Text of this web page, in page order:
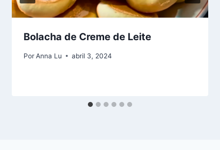
Bolacha de Creme de Leite
PorAnna Lu abril 3, 2024